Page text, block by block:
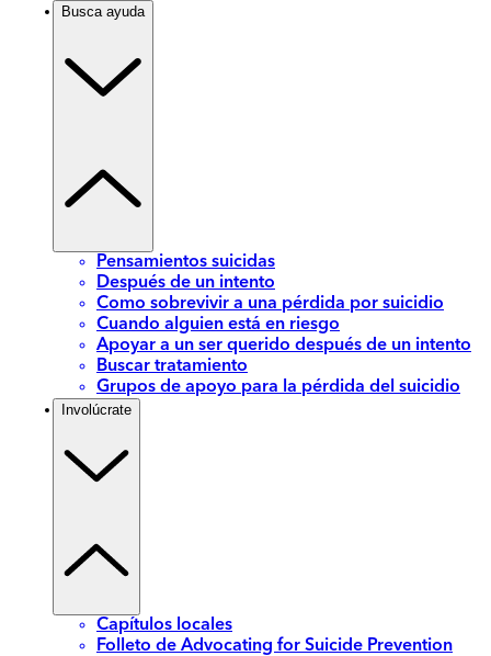
Busca ayuda
Pensamientos suicidas
Después de un intento
Como sobrevivir a una pérdida por suicidio
Cuando alguien está en riesgo
Apoyar a un ser querido después de un intento
Buscar tratamiento
Grupos de apoyo para la pérdida del suicidio
Involúcrate
Capítulos locales
Folleto de Advocating for Suicide Prevention